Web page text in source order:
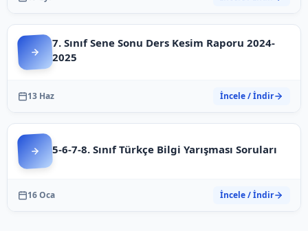
7. Sınıf Sene Sonu Ders Kesim Raporu 2024-
2025
13 Haz İncele / İndir
5-6-7-8. Sınıf Türkçe Bilgi Yarışması Soruları
16 Oca İncele / İndir